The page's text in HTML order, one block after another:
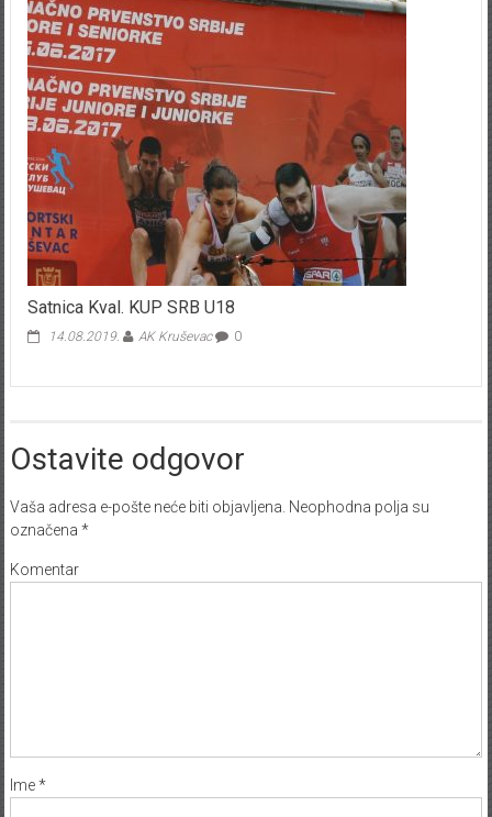
Satnica Kval. KUP SRB U18
14.08.2019. AK Kruševac 0
Ostavite odgovor
Vaša adresa e-pošte neće biti objavljena. Neophodna polja su
označena *
Komentar
Ime*